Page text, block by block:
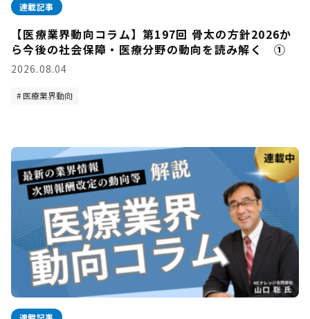
連載記事
【医療業界動向コラム】第197回 骨太の方針2026か
ら今後の社会保障・医療分野の動向を読み解く ①
2026.08.04
医療業界動向